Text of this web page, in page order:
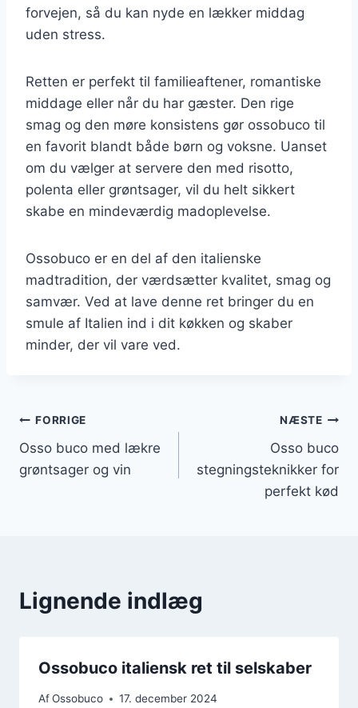
forvejen, så du kan nyde en lækker middag
uden stress.
Retten er perfekt til familieaftener, romantiske
middage eller når du har gæster. Den rige
smag og den møre konsistens gør ossobuco til
en favorit blandt både børn og voksne. Uanset
om du vælger at servere den med risotto,
polenta eller grøntsager, vil du helt sikkert
skabe en mindeværdig madoplevelse.
Ossobuco er en del af den italienske
madtradition, der værdsætter kvalitet, smag og
samvær. Ved at lave denne ret bringer du en
smule af Italien ind i dit køkken og skaber
minder, der vil vare ved.
Indlægsnavigation
FORRIGE
Osso buco med lækre
grøntsager og vin
NÆSTE
Osso buco
stegningsteknikker for
perfekt kød
Lignende indlæg
Ossobuco italiensk ret til selskaber
AfOssobuco 17. december 2024